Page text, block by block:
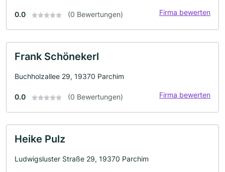
0.0 (0 Bewertungen) Firma bewerten
Frank Schönekerl
Buchholzallee 29, 19370 Parchim
0.0 (0 Bewertungen) Firma bewerten
Heike Pulz
Ludwigsluster Straße 29, 19370 Parchim